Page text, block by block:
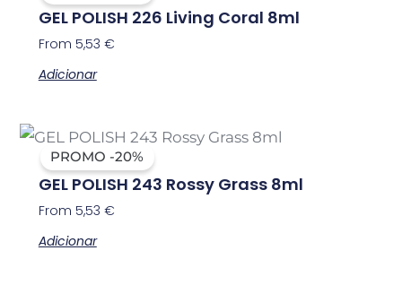
GEL POLISH 226 Living Coral 8ml
From 5,53 €
Adicionar
PROMO -20%
GEL POLISH 243 Rossy Grass 8ml
From 5,53 €
Adicionar